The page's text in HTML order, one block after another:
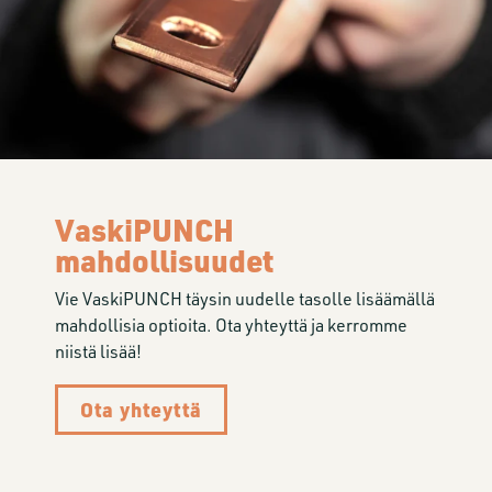
VaskiPUNCH
mahdollisuudet
Vie VaskiPUNCH täysin uudelle tasolle lisäämällä
mahdollisia optioita. Ota yhteyttä ja kerromme
niistä lisää!
Ota yhteyttä